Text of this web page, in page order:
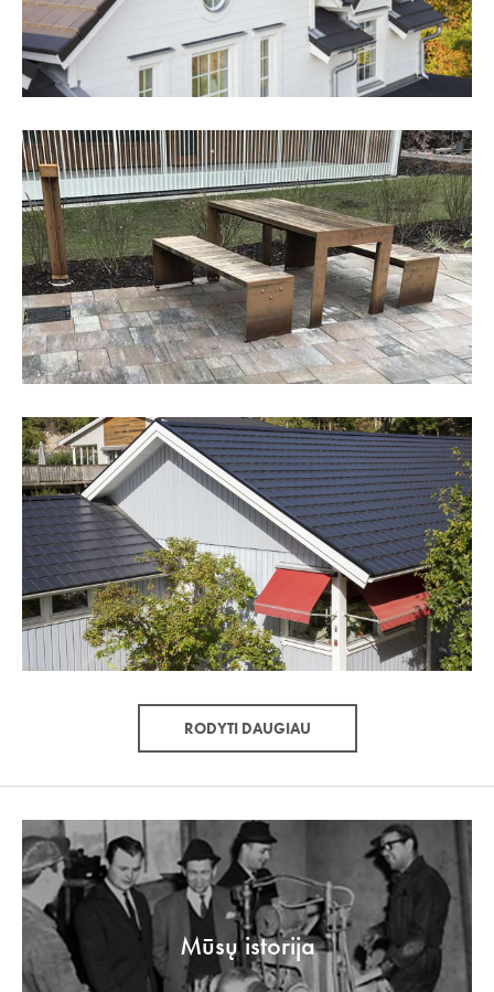
RODYTI DAUGIAU
Mūsų istorija